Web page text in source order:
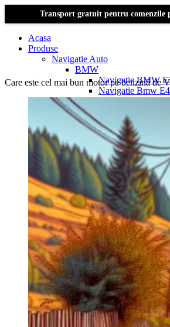
Transport gratuit pentru comenzile
Acasa
Produse
Navigatie Auto
BMW
Navigație BMW
Navigatie Bmw
Navigatie Bmw E91
Navigatie Bmw F10
Navigatie Bmw F30
Navigatie Bmw
Navigatie Bmw
Navigatie Bmw X1
Navigatie BMW X3
Navigatie BMW
Navigatie BMW
Dacia Logan
Navigație Dacia
Navigație Dacia
Navigație Dacia
Dacia Duster
Navigatie Duster
Navigatie Duster
Audi
Navigatie Audi A3
Navigatie Audi A4
Navigatie Audi
Care este cel mai bun motor pe benzină de